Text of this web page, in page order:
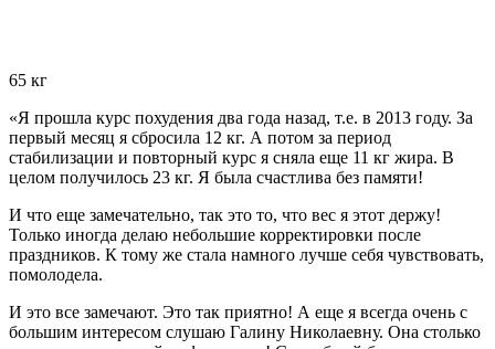
65 кг
«Я прошла курс похудения два года назад, т.е. в 2013 году. За
первый месяц я сбросила 12 кг. А потом за период
стабилизации и повторный курс я сняла еще 11 кг жира. В
целом получилось 23 кг. Я была счастлива без памяти!
И что еще замечательно, так это то, что вес я этот держу!
Только иногда делаю небольшие корректировки после
праздников. К тому же стала намного лучше себя чувствовать,
помолодела.
И это все замечают. Это так приятно! А еще я всегда очень с
большим интересом слушаю Галину Николаевну. Она столько